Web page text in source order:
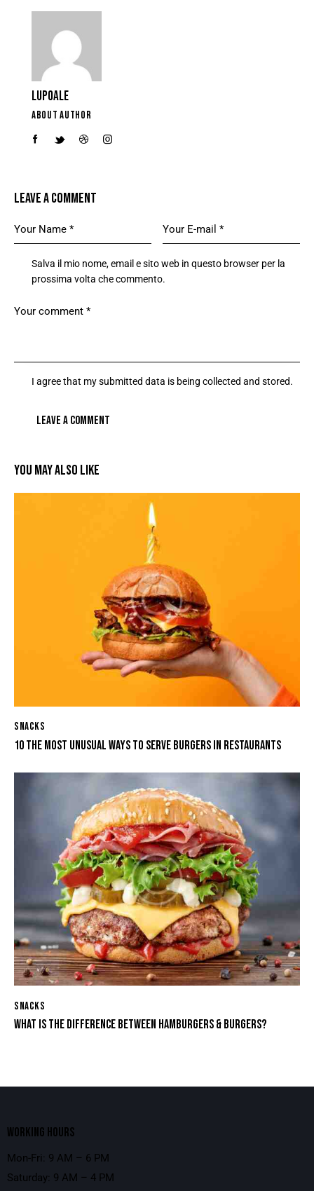
LUPOALE
ABOUT AUTHOR
LEAVE A COMMENT
Salva il mio nome, email e sito web in questo browser per la
prossima volta che commento.
I agree that my submitted data is being collected and stored.
YOU MAY ALSO LIKE
SNACKS
10 THE MOST UNUSUAL WAYS TO SERVE BURGERS IN RESTAURANTS
SNACKS
WHAT IS THE DIFFERENCE BETWEEN HAMBURGERS & BURGERS?
WORKING HOURS
Mon-Fri: 9 AM – 6 PM
Saturday: 9 AM – 4 PM